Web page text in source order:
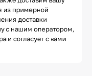
из примерной
доставки
с нашим оператором,
и согласует с вами